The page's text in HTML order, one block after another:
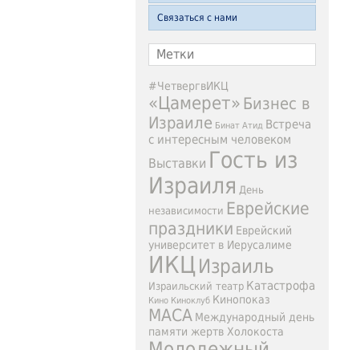
Связаться с нами
Метки
#ЧетвергвИКЦ
«Цамерет» Бизнес в
Израиле Бинат Атид Встреча
с интересным человеком
Выставки Гость из
Израиля День
независимости Еврейские
праздники Еврейский
университет в Иерусалиме
ИКЦ Израиль
Израильский театр Катастрофа
Кино Киноклуб Кинопоказ
МАСА Международный день
памяти жертв Холокоста